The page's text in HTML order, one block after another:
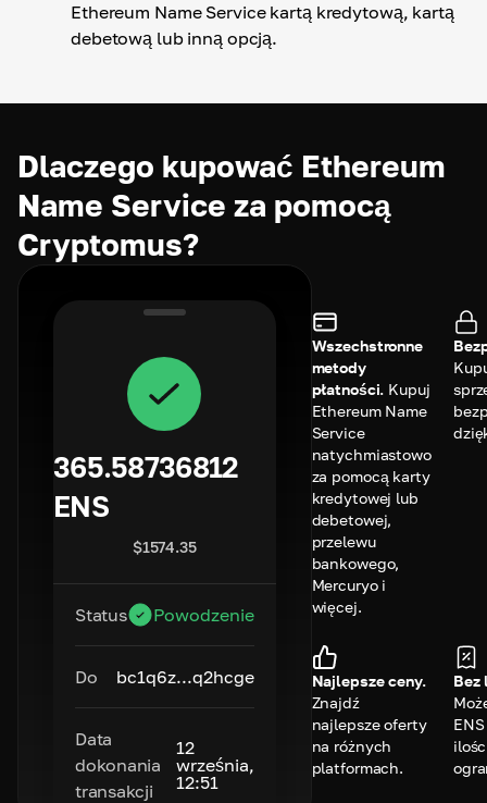
Ethereum Name Service kartą kredytową, kartą
debetową lub inną opcją.
Dlaczego kupować Ethereum
Name Service za pomocą
Cryptomus?
365.58736812
ENS
$1574.35
Status Powodzenie
Do bc1q6z...q2hcge
Data
dokonania
transakcji
12
września,
12:51
Wszechstronne
metody
płatności. Kupuj
Ethereum Name
Service
natychmiastowo
za pomocą karty
kredytowej lub
debetowej,
przelewu
bankowego,
Mercuryo i
więcej.
Najlepsze ceny.
Znajdź
najlepsze oferty
na różnych
platformach.
Bez